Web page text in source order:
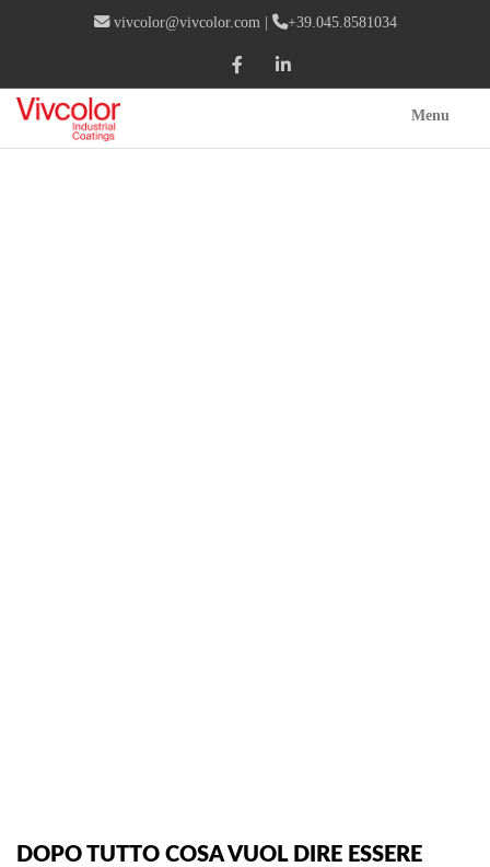
vivcolor@vivcolor.com | +39.045.8581034
Menu
DOPO TUTTO COSA VUOL DIRE ESSERE